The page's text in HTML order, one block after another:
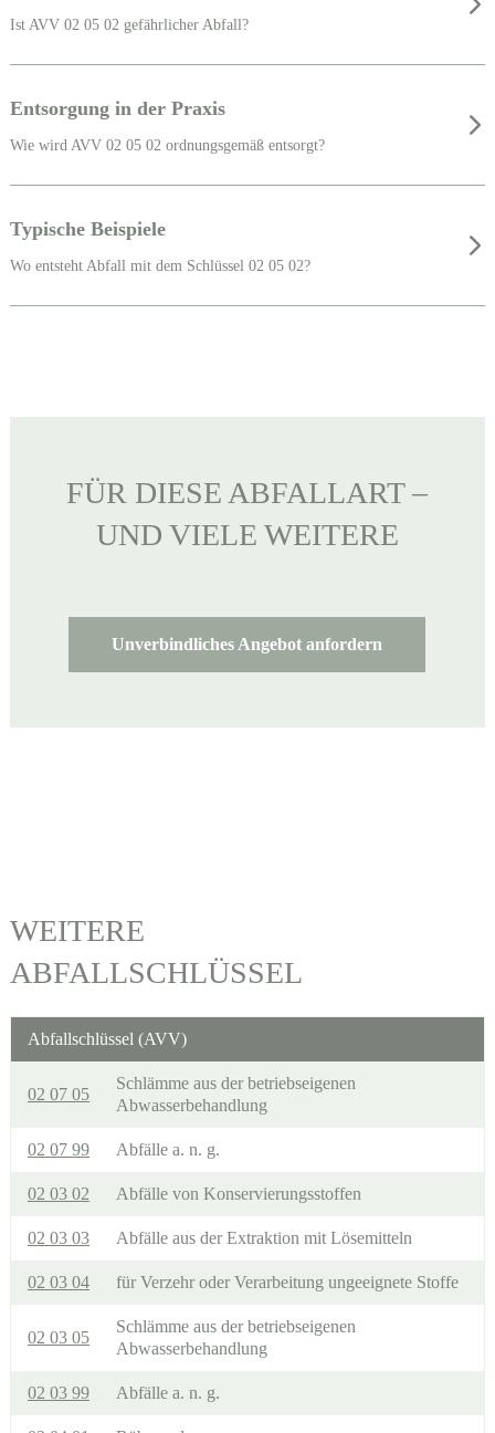
Ist AVV 02 05 02 gefährlicher Abfall?
Entsorgung in der Praxis
Wie wird AVV 02 05 02 ordnungsgemäß entsorgt?
Typische Beispiele
Wo entsteht Abfall mit dem Schlüssel 02 05 02?
FÜR DIESE ABFALLART –
UND VIELE WEITERE
Unverbindliches Angebot anfordern
WEITERE
ABFALLSCHLÜSSEL
Abfallschlüssel (AVV)
02 07 05
Schlämme aus der betriebseigenen
Abwasserbehandlung
02 07 99 Abfälle a. n. g.
02 03 02 Abfälle von Konservierungsstoffen
02 03 03 Abfälle aus der Extraktion mit Lösemitteln
02 03 04 für Verzehr oder Verarbeitung ungeeignete Stoffe
02 03 05
Schlämme aus der betriebseigenen
Abwasserbehandlung
02 03 99 Abfälle a. n. g.